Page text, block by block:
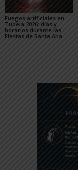
Fuegos artificiales en
Tudela 2026: días y
horarios durante las
Fiestas de Santa Ana